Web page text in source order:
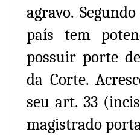
agravo.
país tem
possuir porte
da Corte.
seu art. 33
magistrado